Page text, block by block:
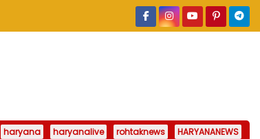
haryana haryanalive rohtaknews HARYANANEWS